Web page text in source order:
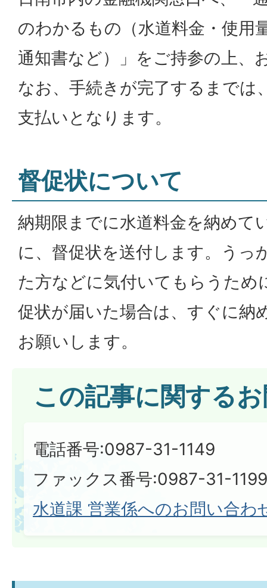
のわかるもの（水道料金・使用
通知書など）」をご持参の上、
なお、手続きが完了するまでは
支払いとなります。
督促状について
納期限までに水道料金を納めて
に、督促状を送付します。うっ
た方などに気付いてもらうため
促状が届いた場合は、すぐに納
お願いします。
この記事に関する
電話番号:0987-31-1149
ファックス番号:0987-31-1199
水道課 営業係へのお問い合わ